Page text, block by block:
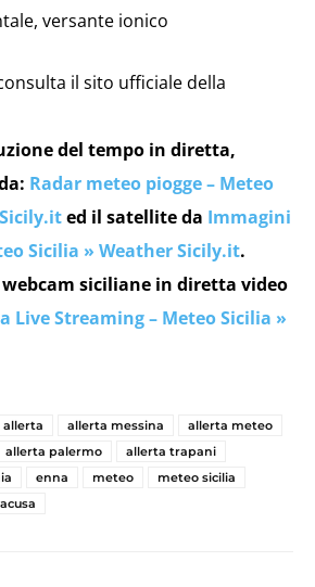
versante ionico
il sito ufficiale della
del tempo in diretta,
Radar meteo piogge – Meteo
ed il satellite da Immagini
Sicilia » Weather Sicily.it.
siciliane in diretta video
Live Streaming – Meteo Sicilia »
allerta allerta messina
allerta meteo
allerta palermo
allerta trapani
enna meteo
meteo sicilia